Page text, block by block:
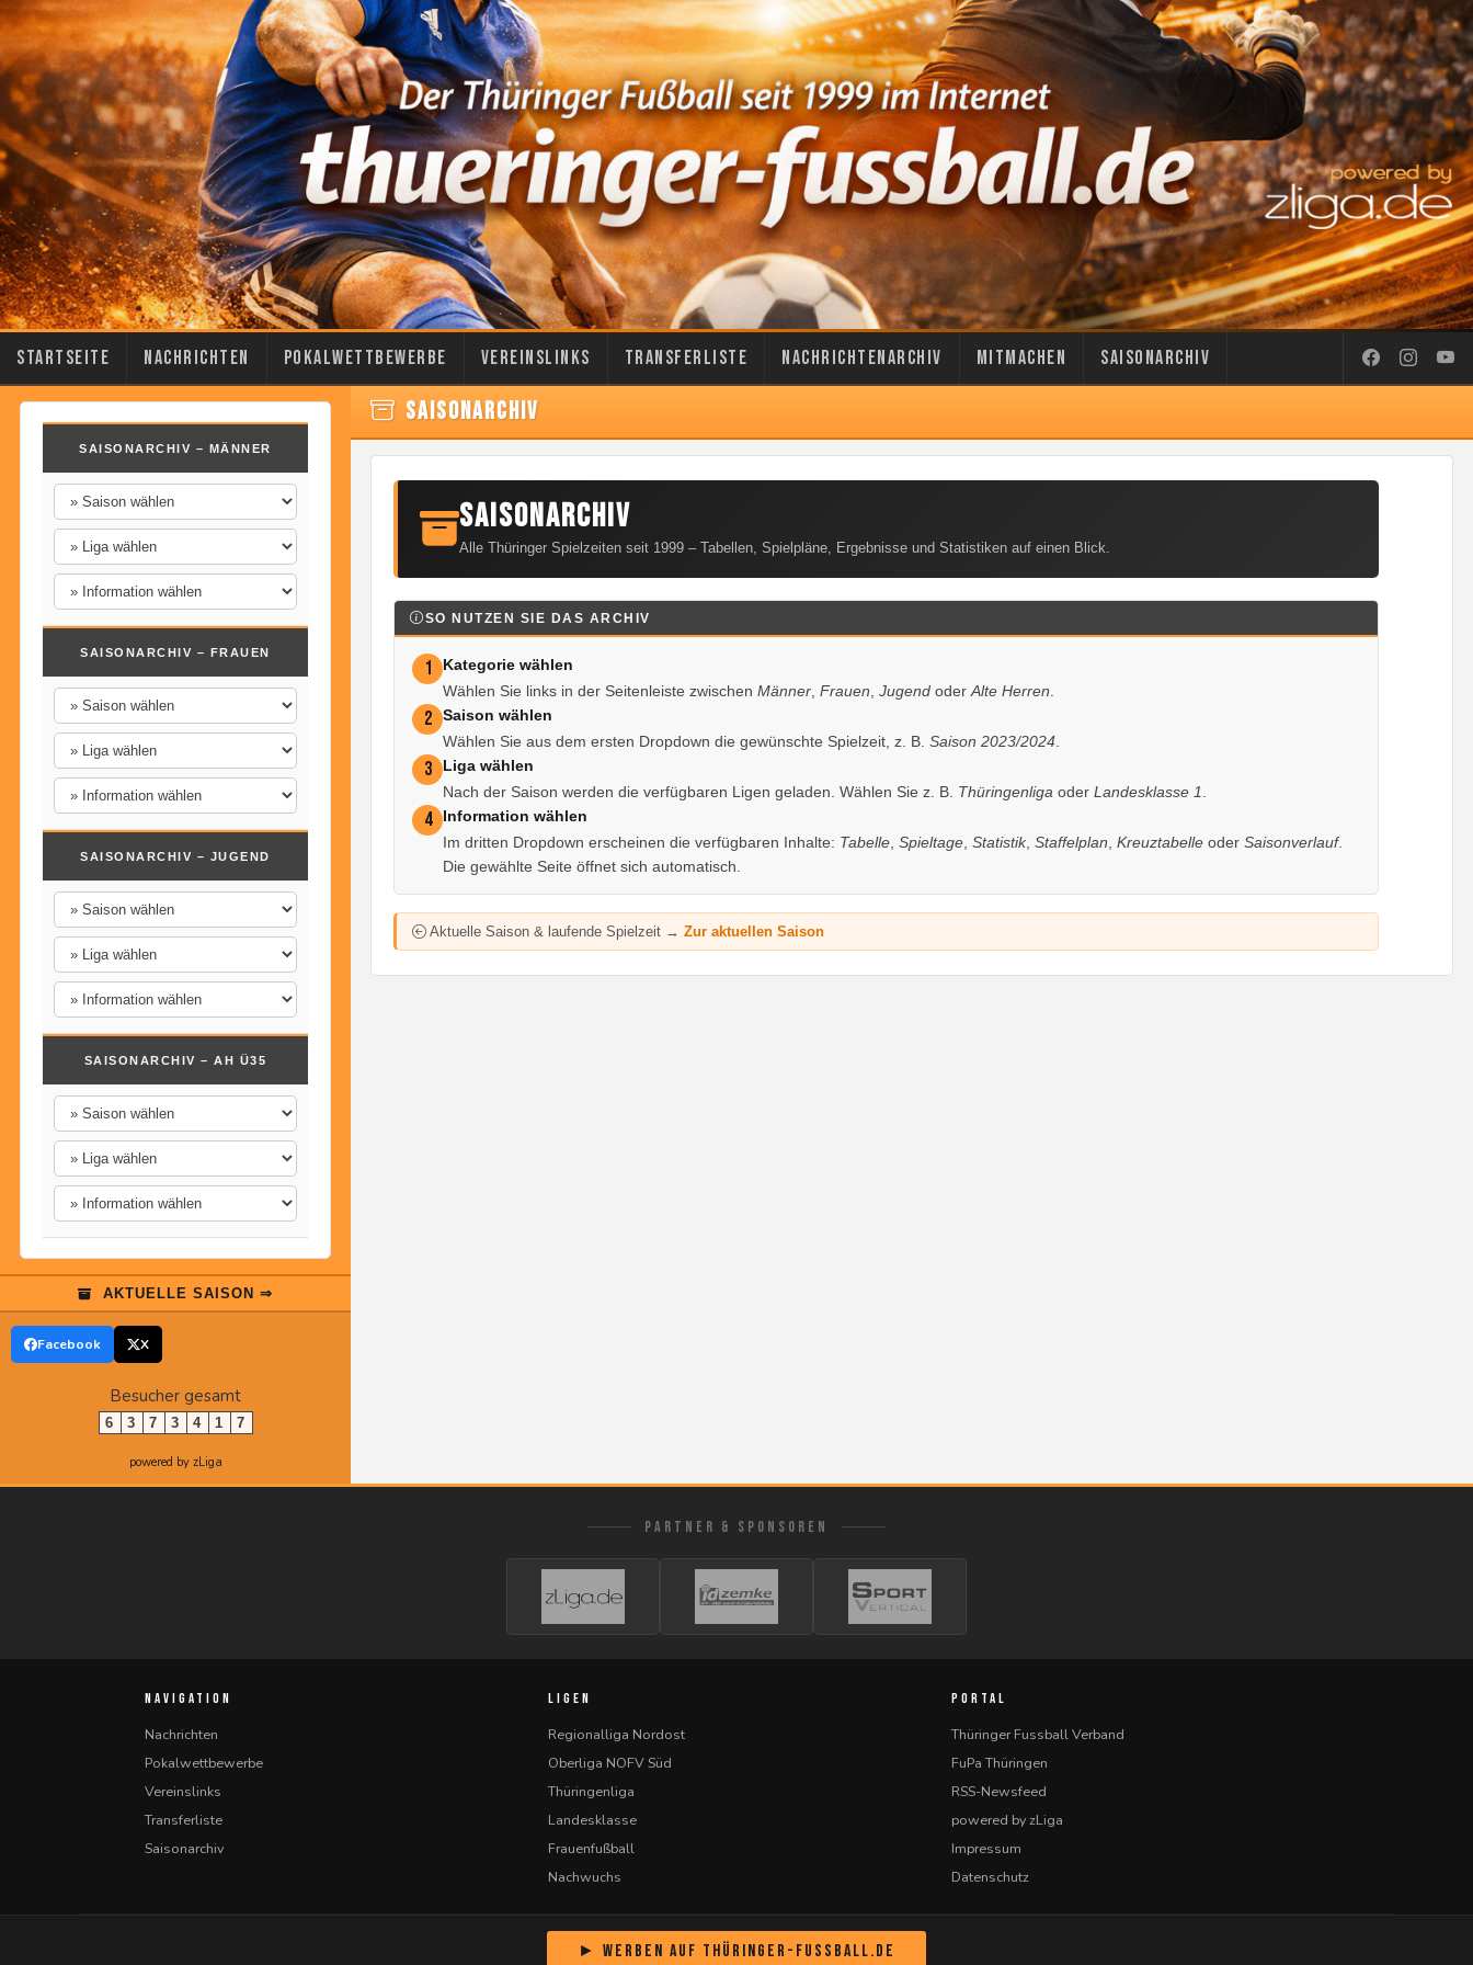
Startseite Nachrichten Pokalwettbewerbe Vereinslinks Transferliste Nachrichtenarchiv Mitmachen Saisonarchiv
SAISONARCHIV – MÄNNER
SAISONARCHIV – FRAUEN
SAISONARCHIV – JUGEND
SAISONARCHIV – AH Ü35
AKTUELLE SAISON ⇒
Facebook X
Besucher gesamt
6 3 7 3 4 1 7
powered by zLiga
SAISONARCHIV
Saisonarchiv
Alle Thüringer Spielzeiten seit 1999 – Tabellen, Spielpläne, Ergebnisse und Statistiken auf einen Blick.
SO NUTZEN SIE DAS ARCHIV
1
Kategorie wählen
Wählen Sie links in der Seitenleiste zwischen Männer Frauen Jugend oder Alte Herren
2
Saison wählen
Wählen Sie aus dem ersten Dropdown die gewünschte Spielzeit, z. B. Saison 2023/2024
3
Liga wählen
Nach der Saison werden die verfügbaren Ligen geladen. Wählen Sie z. B. Thüringenliga oder Landesklasse 1
4
Information wählen
Im dritten Dropdown erscheinen die verfügbaren Inhalte: Tabelle Spieltage Statistik, Staffelplan Kreuztabelle oder Saisonverlauf.
Die gewählte Seite öffnet sich automatisch.
Aktuelle Saison & laufende Spielzeit → Zur aktuellen Saison
PARTNER & SPONSOREN
NAVIGATION
Nachrichten
Pokalwettbewerbe
Vereinslinks
Transferliste
Saisonarchiv
LIGEN
Regionalliga Nordost
Oberliga NOFV Süd
Thüringenliga
Landesklasse
Frauenfußball
Nachwuchs
PORTAL
Thüringer Fussball Verband
FuPa Thüringen
RSS-Newsfeed
powered by zLiga
Impressum
Datenschutz
► Werben auf Thüringer-Fussball.de